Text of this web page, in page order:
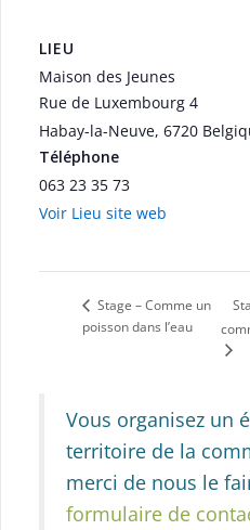
LIEU
Maison des Jeunes
Rue de Luxembourg 4
Habay-la-Neuve, 6720
Téléphone
063 23 35 73
Voir Lieu site web
Stage – Comme un
poisson dans l’eau
Vous organisez un
territoire de la
merci de nous le
formulaire de